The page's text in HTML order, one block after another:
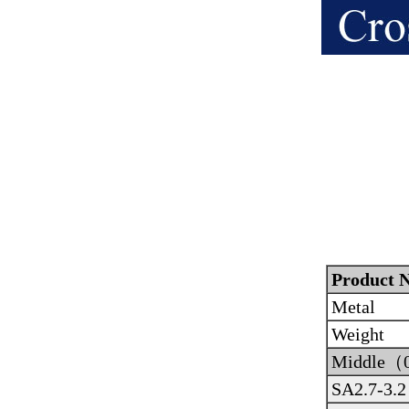
Product
Metal
Weight
Middle（
SA2.7-3.2